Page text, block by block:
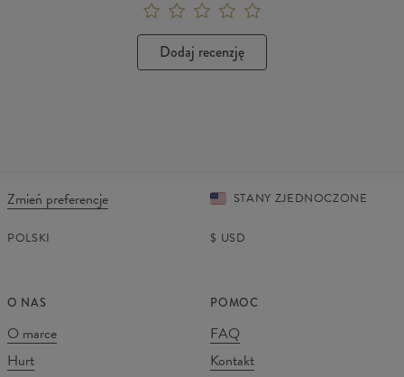
Dodaj recenzję
Zmień preferencje STANY ZJEDNOCZONE
POLSKI $ USD
O NAS
O marce
Hurt
POMOC
FAQ
Kontakt